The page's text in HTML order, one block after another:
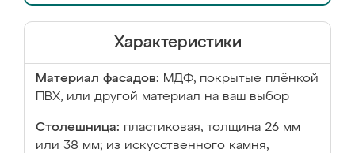
Характеристики
Материал фасадов: МДФ, покрытые плёнкой
ПВХ, или другой материал на ваш выбор
Столешница: пластиковая, толщина 26 мм
или 38 мм; из искусственного камня,